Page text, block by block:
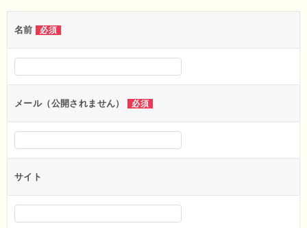
ー
ョ
名前 必須
メール（公開されません） 必須
サイト